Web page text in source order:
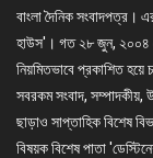
বাংলা দৈনিক সংবাদপত্র।
হাউস'। গত ২৮ জুন, ২০০৪
নিয়মিতভাবে প্রকাশিত
সবরকম সংবাদ, সম্পাদকীয়,
ছাড়াও সাপ্তাহিক বিশেষ
বিষয়ক বিশেষ পাতা